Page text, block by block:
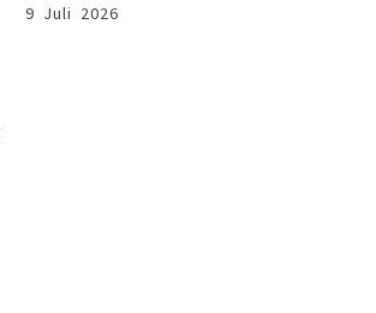
9 Juli 2026